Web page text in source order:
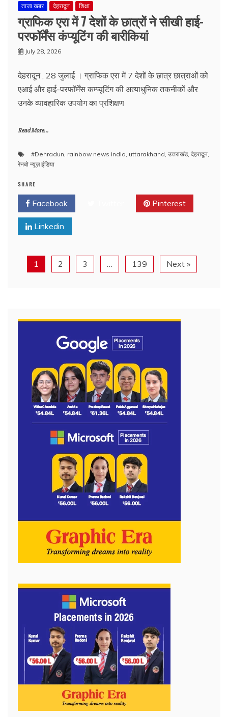
ताजा खबर देहरादून शिक्षा
ग्राफिक एरा में 7 देशों के छात्रों ने सीखी हाई-
परफॉर्मेंस कंप्यूटिंग की बारीकियां
July 28, 2026
देहरादून , 28 जुलाई । ग्राफिक एरा में 7 देशों के छात्र छात्राओं को
एआई और हाई-परफॉर्मेंस कम्प्यूटिंग की अत्याधुनिक तकनीकों और
उनके व्यावहारिक उपयोग का प्रशिक्षण
Read More...
#Dehradun, rainbow news india, uttarakhand, उत्तराखंड, देहरादून,
रेनबो न्यूज़ इंडिया
SHARE
Facebook Pinterest
Linkedin
1 2 3 … 139 Next »